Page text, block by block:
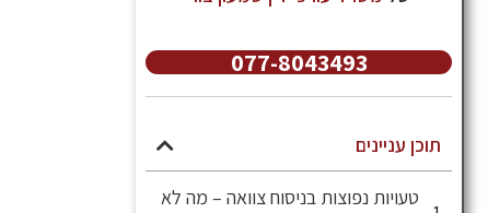
077-8043493
תוכן עניינים
טעויות נפוצות בניסוח צוואה – מה לא